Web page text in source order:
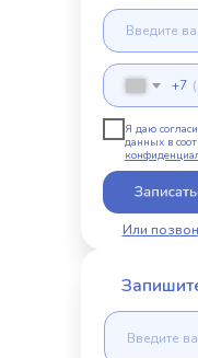
Или
+7
Я даю
данных в